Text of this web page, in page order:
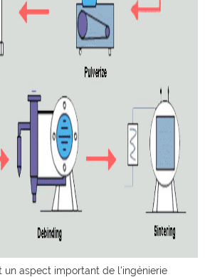
un aspect important de l'ingénierie